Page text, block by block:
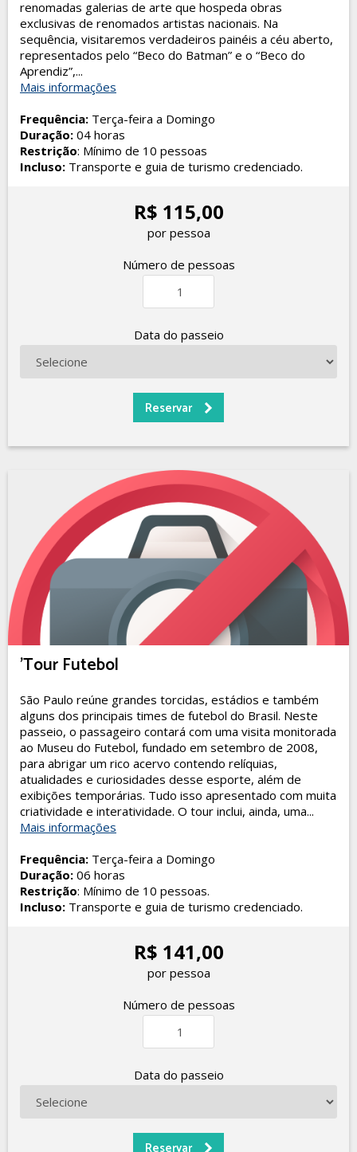
renomadas galerias de arte que hospeda obras
exclusivas de renomados artistas nacionais. Na
sequência, visitaremos verdadeiros painéis a céu aberto,
representados pelo “Beco do Batman” e o “Beco do
Aprendiz”,...
Mais informações
Frequência: Terça-feira a Domingo
Duração: 04 horas
Restrição: Mínimo de 10 pessoas
Incluso: Transporte e guia de turismo credenciado.
R$ 115,00
por pessoa
Número de pessoas
Data do passeio
'Tour Futebol
São Paulo reúne grandes torcidas, estádios e também
alguns dos principais times de futebol do Brasil. Neste
passeio, o passageiro contará com uma visita monitorada
ao Museu do Futebol, fundado em setembro de 2008,
para abrigar um rico acervo contendo relíquias,
atualidades e curiosidades desse esporte, além de
exibições temporárias. Tudo isso apresentado com muita
criatividade e interatividade. O tour inclui, ainda, uma...
Mais informações
Frequência: Terça-feira a Domingo
Duração: 06 horas
Restrição: Mínimo de 10 pessoas.
Incluso: Transporte e guia de turismo credenciado.
R$ 141,00
por pessoa
Número de pessoas
Data do passeio